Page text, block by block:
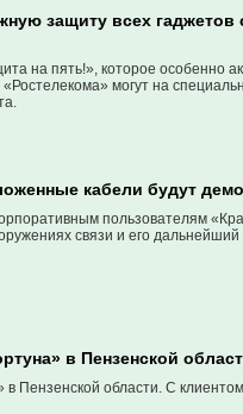
защиту всех гаджетов
на пять!», которое особенно
могут на
кабели будут
пользователям
связи и его
в Пензенской
Пензенской области. C